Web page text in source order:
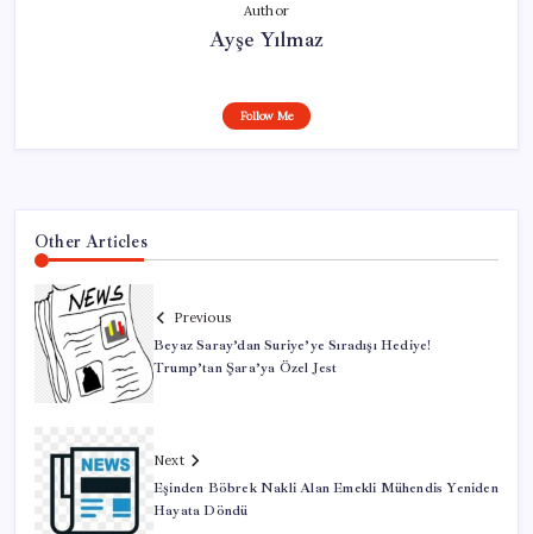
Author
Ayşe Yılmaz
Follow Me
Other Articles
Previous
Beyaz Saray’dan Suriye’ye Sıradışı Hediye!
Trump’tan Şara’ya Özel Jest
Next
Eşinden Böbrek Nakli Alan Emekli Mühendis Yeniden
Hayata Döndü